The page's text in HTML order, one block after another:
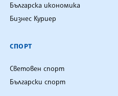
Българска икономика
Бизнес Куриер
СПОРТ
Световен спорт
Български спорт